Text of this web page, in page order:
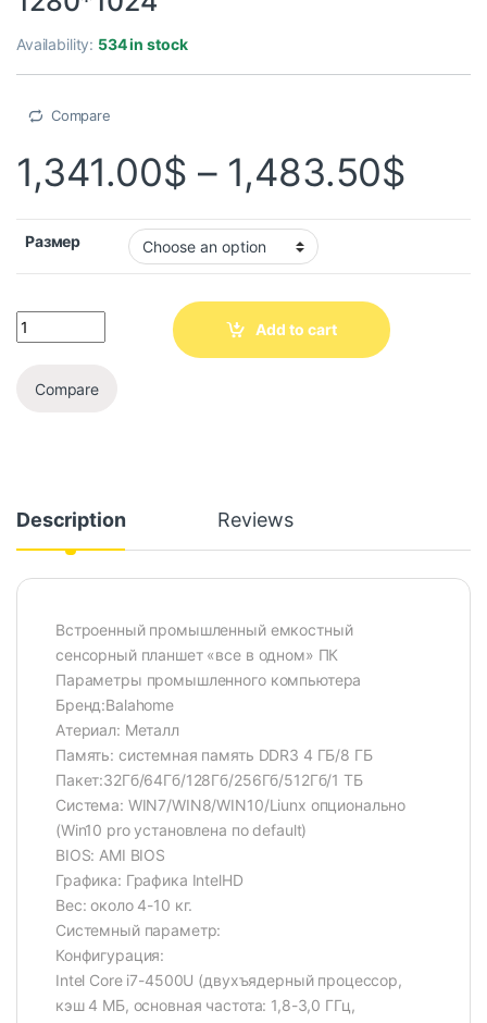
Availability: 534 in stock
Compare
1,341.00$ – 1,483.50$
Размер
Add to cart
Compare
Description Reviews
Встроенный промышленный емкостный
сенсорный планшет «все в одном» ПК
Параметры промышленного компьютера
Бренд:Balahome
Атериал: Металл
Память: системная память DDR3 4 ГБ/8 ГБ
Пакет:32Гб/64Гб/128Гб/256Гб/512Гб/1 ТБ
Система: WIN7/WIN8/WIN10/Liunx опционально
(Win10 pro установлена по default)
BIOS: AMI BIOS
Графика: Графика IntelHD
Вес: около 4-10 кг.
Системный параметр:
Конфигурация:
Intel Core i7-4500U (двухъядерный процессор,
кэш 4 МБ, основная частота: 1,8-3,0 ГГц,